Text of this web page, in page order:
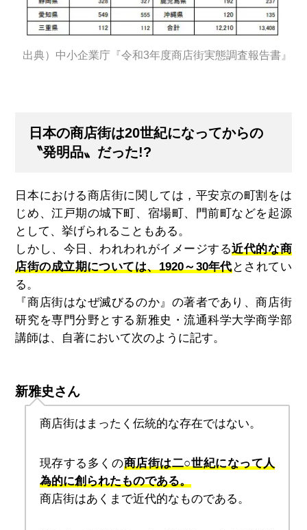
出典）中小企業庁『令和3年度商店街実態調査報告書』
日本の商店街は20世紀になってからの
〝発明品〟だった!?
日本における商店街に関しては，平安京の町割をは
じめ、江戸期の城下町、宿場町、門前町などを起源
として、挙げられることもある。
しかし、今日、われわれがイメージする近代的な商
店街の成立期については、1920～30年代 とされてい
る。
『商店街はなぜ滅びるのか』の著者であり、商店街
研究を専門分野とする新雅史・流通科学大学商学部
講師は、自著において次のように記す。
新雅史さん
商店街はまったく伝統的な存在ではない。
現存する多くの商店街は二○世紀になって人
為的に創られたものである。
商店街はあくまで近代的なものである。